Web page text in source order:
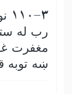
رب له
مغفرت
ښه توبه